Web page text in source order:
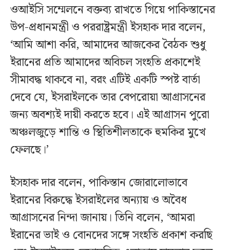
ওআইসি সম্মেলনে বক্তব্য রাখতে গিয়ে পাকিস্তানের
উপ-প্রধানমন্ত্রী ও পররাষ্ট্রমন্ত্রী ইসহাক দার বলেন,
‘আমি আশা করি, আমাদের আজকের বৈঠক শুধু
ইরানের প্রতি আমাদের অবিচল সংহতি প্রকাশেই
সীমাবদ্ধ থাকবে না, বরং এটিই একটি স্পষ্ট বার্তা
দেবে যে, ইসরাইলকে তার বেপরোয়া আগ্রাসনের
জন্য অবশ্যই দায়ী করতে হবে। এই আগ্রাসন পুরো
অঞ্চলজুড়ে শান্তি ও স্থিতিশীলতাকে হুমকির মুখে
ফেলছে।’
ইসহাক দার বলেন, পাকিস্তান জোরালোভাবে
ইরানের বিরুদ্ধে ইসরাইলের অন্যায় ও অবৈধ
আগ্রাসনের নিন্দা জানায়। তিনি বলেন, ‘আমরা
ইরানের ভাই ও বোনদের সঙ্গে সংহতি প্রকাশ করছি